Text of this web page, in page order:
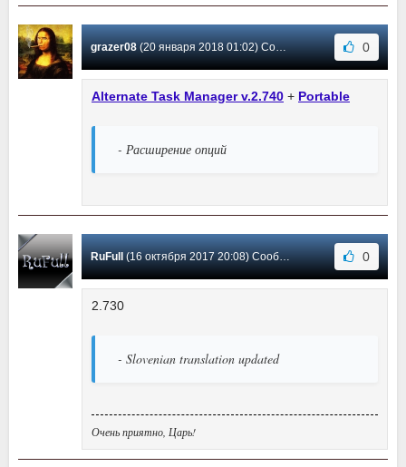
grazer08(20 января 2018 01:02) Сообщение #30 0
Alternate Task Manager v.2.740 + Portable
- Расширение опций
RuFull(16 октября 2017 20:08) Сообщение #29 0
2.730
- Slovenian translation updated
Очень приятно, Царь!